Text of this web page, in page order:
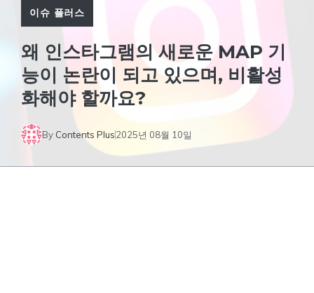
이슈 플러스
왜 인스타그램의 새로운 MAP 기
능이 논란이 되고 있으며, 비활성
화해야 할까요?
By Contents Plus2025년 08월 10일